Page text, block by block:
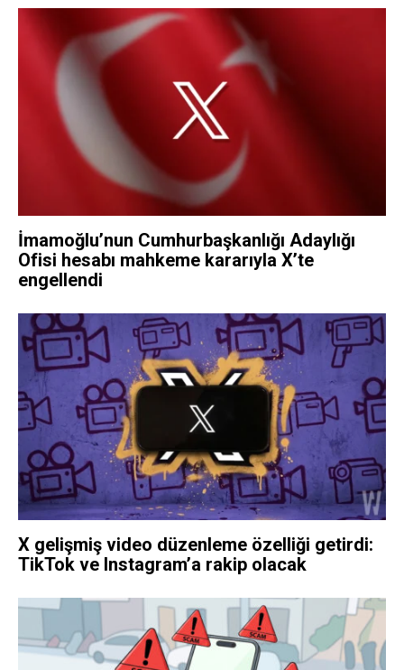
İmamoğlu’nun Cumhurbaşkanlığı Adaylığı
Ofisi hesabı mahkeme kararıyla X’te
engellendi
X gelişmiş video düzenleme özelliği getirdi:
TikTok ve Instagram’a rakip olacak